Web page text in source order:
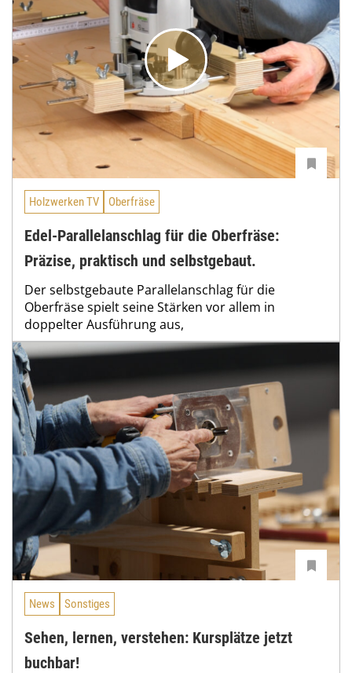
Holzwerken TV Oberfräse
Edel-Parallelanschlag für die Oberfräse:
Präzise, praktisch und selbstgebaut.
Der selbstgebaute Parallelanschlag für die
Oberfräse spielt seine Stärken vor allem in
doppelter Ausführung aus,
News Sonstiges
Sehen, lernen, verstehen: Kursplätze jetzt
buchbar!